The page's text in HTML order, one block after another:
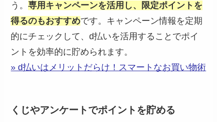
う。専用キャンペーンを活用し、限定ポイントを
得るのもおすすめです。キャンペーン情報を定期
的にチェックして、d払いを活用することでポイ
ントを効率的に貯められます。
» d払いはメリットだらけ！スマートなお買い物術
くじやアンケートでポイントを貯める